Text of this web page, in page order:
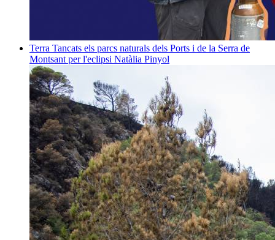
Terra Tancats els parcs naturals dels Ports i de la Serra de
Montsant per l'eclipsi Natàlia Pinyol